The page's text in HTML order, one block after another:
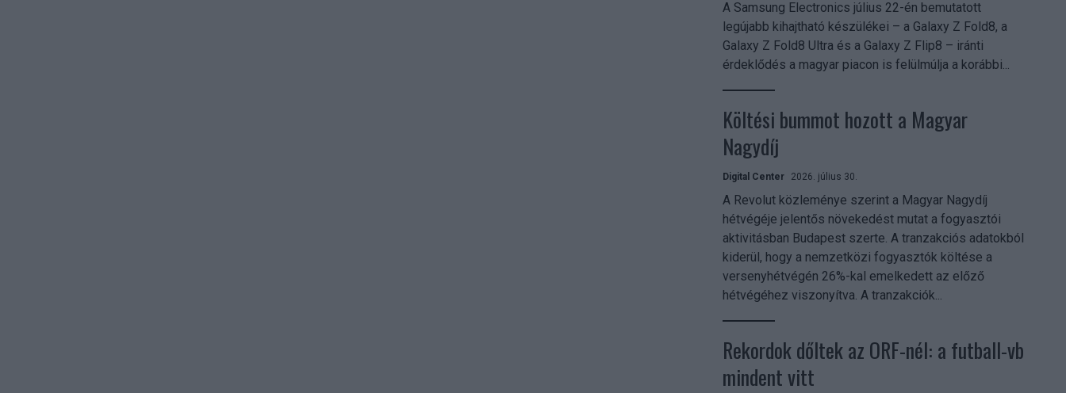
A Samsung Electronics július 22-én bemutatott
legújabb kihajtható készülékei – a Galaxy Z Fold8, a
Galaxy Z Fold8 Ultra és a Galaxy Z Flip8 – iránti
érdeklődés a magyar piacon is felülmúlja a korábbi...
Költési bummot hozott a Magyar
Nagydíj
Digital Center 2026. július 30.
A Revolut közleménye szerint a Magyar Nagydíj
hétvégéje jelentős növekedést mutat a fogyasztói
aktivitásban Budapest szerte. A tranzakciós adatokból
kiderül, hogy a nemzetközi fogyasztók költése a
versenyhétvégén 26%-kal emelkedett az előző
hétvégéhez viszonyítva. A tranzakciók...
Rekordok dőltek az ORF-nél: a futball-vb
mindent vitt